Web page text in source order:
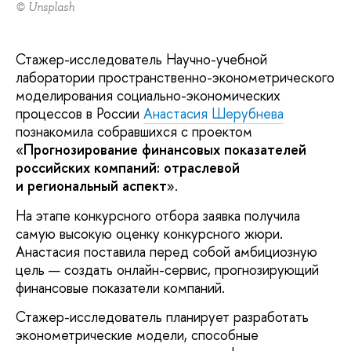
© Unsplash
Стажер-исследователь Научно-учебной
лаборатории пространственно-эконометрического
моделирования социально-экономических
процессов в России Анастасия Шерубнева
познакомила собравшихся с проектом
«Прогнозирование финансовых показателей
российских компаний: отраслевой
и региональный аспект».
На этапе конкурсного отбора заявка получила
самую высокую оценку конкурсного жюри.
Анастасия поставила перед собой амбициозную
цель — создать онлайн-сервис, прогнозирующий
финансовые показатели компаний.
Стажер-исследователь планирует разработать
эконометрические модели, способные